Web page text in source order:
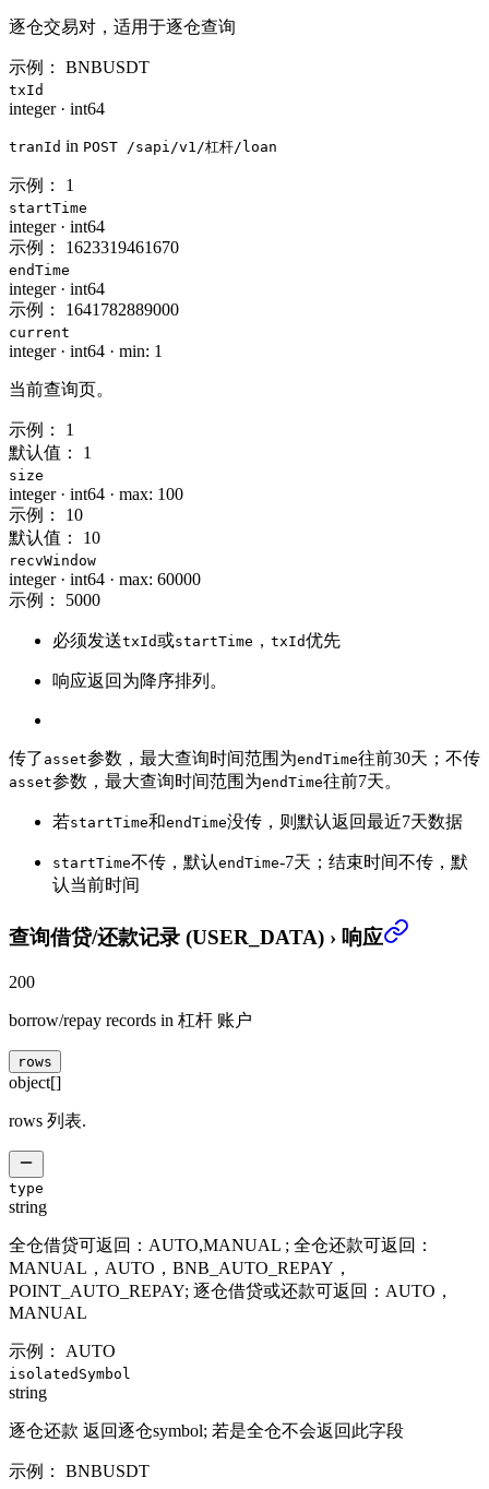
逐仓交易对，适用于逐仓查询
示例： BNBUSDT
txId
integer· int64
tranId in POST /sapi/v1/杠杆/loan
示例： 1
startTime
integer· int64
示例：
1623319461670
endTime
integer· int64
示例：
1641782889000
current
integer· int64 · min: 1
当前查询页。
示例：
1
默认值：
1
size
integer· int64 · max: 100
示例：
10
默认值：
10
recvWindow
integer· int64 · max: 60000
示例：
5000
必须发送txId或startTime ， txId优先
响应返回为降序排列。
传了 asset参数，最大查询时间范围为endTime往前30天；不传
asset参数，最大查询时间范围为endTime往前7天。
若startTime和endTime没传，则默认返回最近7天数据
startTime不传，默认endTime-7天；结束时间不传，默
认当前时间
查询借贷/还款记录 (USER_DATA) › 响应
200
borrow/repay records in 杠杆 账户
rows
object[]
rows 列表.
type
string
全仓借贷可返回：AUTO,MANUAL ; 全仓还款可返回：
MANUAL，AUTO，BNB_AUTO_REPAY，
POINT_AUTO_REPAY; 逐仓借贷或还款可返回：AUTO，
MANUAL
示例： AUTO
isolatedSymbol
string
逐仓还款 返回逐仓symbol; 若是全仓不会返回此字段
示例： BNBUSDT